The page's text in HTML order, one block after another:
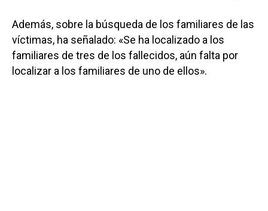
Además, sobre la búsqueda de los familiares de las
víctimas, ha señalado: «Se ha localizado a los
familiares de tres de los fallecidos, aún falta por
localizar a los familiares de uno de ellos».